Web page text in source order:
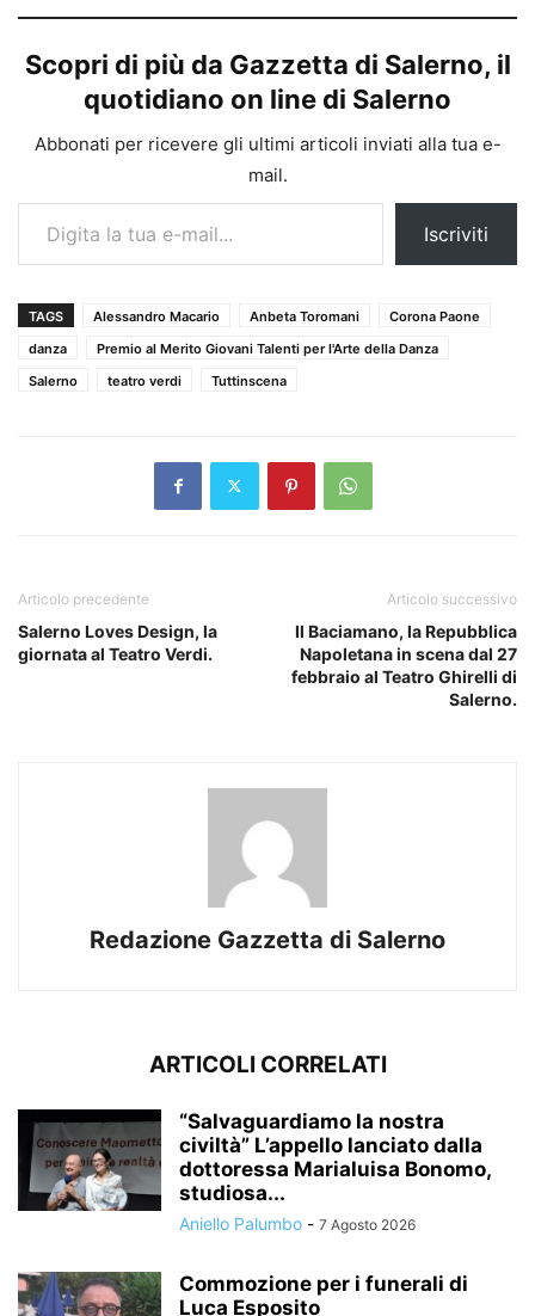
Scopri di più da Gazzetta di Salerno, il
quotidiano on line di Salerno
Abbonati per ricevere gli ultimi articoli inviati alla tua e-
mail.
Digita la tua e-mail...
Iscriviti
TAGS Alessandro Macario Anbeta Toromani
Corona Paone
danza
Premio al Merito Giovani Talenti per l'Arte della Danza
Salerno
teatro verdi Tuttinscena
Articolo precedente
Salerno Loves Design, la
giornata al Teatro Verdi.
Articolo successivo
Il Baciamano, la Repubblica
Napoletana in scena dal 27
febbraio al Teatro Ghirelli di
Salerno.
Redazione Gazzetta di Salerno
ARTICOLI CORRELATI
“Salvaguardiamo la nostra
civiltà” L’appello lanciato dalla
dottoressa Marialuisa Bonomo,
studiosa...
Aniello Palumbo - 7 Agosto 2026
Commozione per i funerali di
Luca Esposito